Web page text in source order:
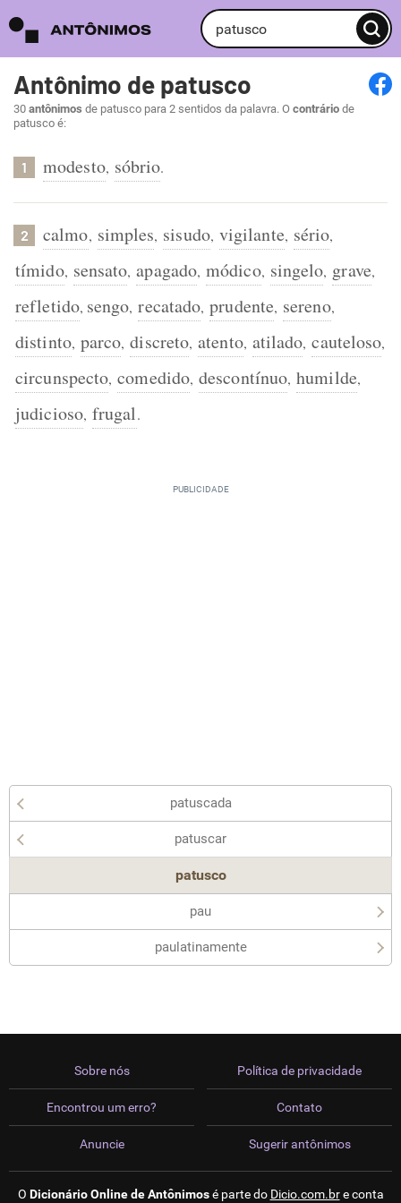
Antônimo de patusco
30 antônimos de patusco para 2 sentidos da palavra. O contrário de
patusco é:
1 modesto, sóbrio.
2 calmo, simples, sisudo, vigilante, sério,
tímido, sensato, apagado, módico, singelo, grave,
refletido, sengo, recatado, prudente, sereno,
distinto, parco, discreto, atento, atilado, cauteloso,
circunspecto, comedido, descontínuo, humilde,
judicioso, frugal.
patuscada
patuscar
patusco
pau
paulatinamente
Sobre nós
Encontrou um erro?
Anuncie
Política de privacidade
Contato
Sugerir antônimos
O Dicionário Online de Antônimosé parte do Dicio.com.bre conta